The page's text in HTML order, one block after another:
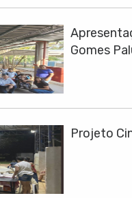
Gomes
Projeto